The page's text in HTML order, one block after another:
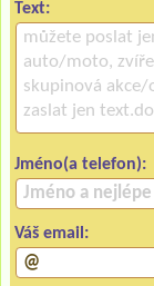
Text:
Jméno(a telefon):
Váš email: